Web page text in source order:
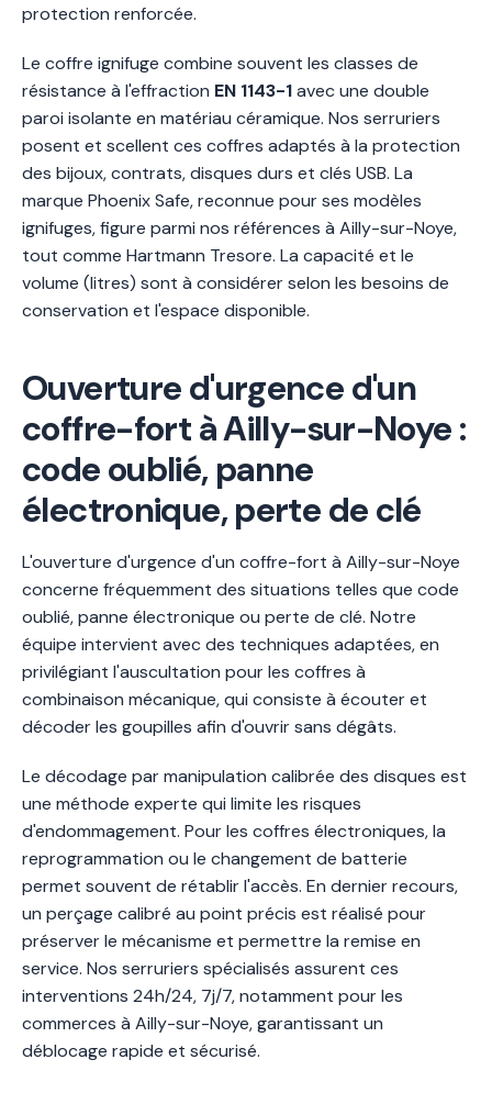
protection renforcée.
Le coffre ignifuge combine souvent les classes de
résistance à l'effraction EN 1143-1avec une double
paroi isolante en matériau céramique. Nos serruriers
posent et scellent ces coffres adaptés à la protection
des bijoux, contrats, disques durs et clés USB. La
marque Phoenix Safe, reconnue pour ses modèles
ignifuges, figure parmi nos références à Ailly-sur-Noye,
tout comme Hartmann Tresore. La capacité et le
volume (litres) sont à considérer selon les besoins de
conservation et l'espace disponible.
Ouverture d'urgence d'un
coffre-fort à Ailly-sur-Noye :
code oublié, panne
électronique, perte de clé
L'ouverture d'urgence d'un coffre-fort à Ailly-sur-Noye
concerne fréquemment des situations telles que code
oublié, panne électronique ou perte de clé. Notre
équipe intervient avec des techniques adaptées, en
privilégiant l'auscultation pour les coffres à
combinaison mécanique, qui consiste à écouter et
décoder les goupilles afin d'ouvrir sans dégâts.
Le décodage par manipulation calibrée des disques est
une méthode experte qui limite les risques
d'endommagement. Pour les coffres électroniques, la
reprogrammation ou le changement de batterie
permet souvent de rétablir l'accès. En dernier recours,
un perçage calibré au point précis est réalisé pour
préserver le mécanisme et permettre la remise en
service. Nos serruriers spécialisés assurent ces
interventions 24h/24, 7j/7, notamment pour les
commerces à Ailly-sur-Noye, garantissant un
déblocage rapide et sécurisé.